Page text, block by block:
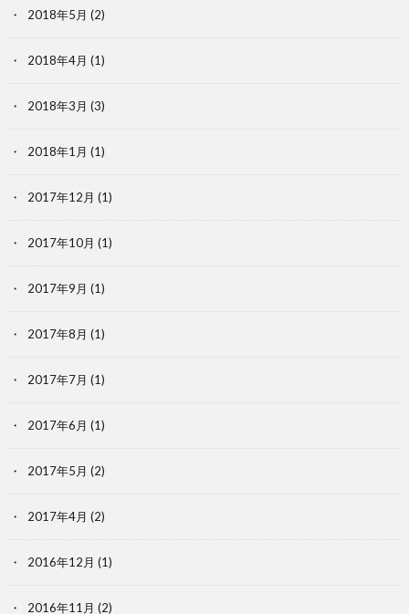
2018年5月 (2)
2018年4月 (1)
2018年3月 (3)
2018年1月 (1)
2017年12月 (1)
2017年10月 (1)
2017年9月 (1)
2017年8月 (1)
2017年7月 (1)
2017年6月 (1)
2017年5月 (2)
2017年4月 (2)
2016年12月 (1)
2016年11月 (2)